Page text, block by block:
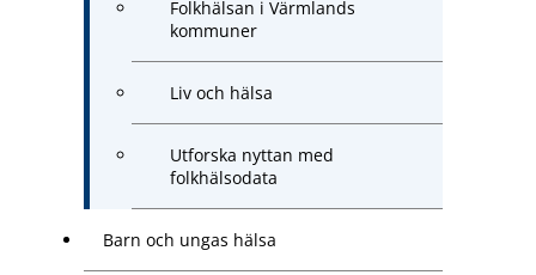
Folkhälsan i Värmlands
kommuner
Liv och hälsa
Utforska nyttan med
folkhälsodata
Barn och ungas hälsa